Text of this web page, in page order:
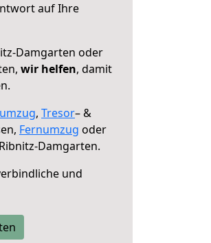
auf Ihre
Damgarten oder
wir helfen, damit
, Tresor– &
Fernumzug oder
Damgarten.
und